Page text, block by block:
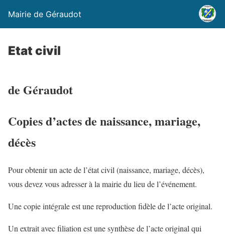
Mairie de Géraudot
Etat civil
de Géraudot
Copies d’actes de naissance, mariage,
décès
Pour obtenir un acte de l’état civil (naissance, mariage, décès),
vous devez vous adresser à la mairie du lieu de l’événement.
Une copie intégraleest une reproduction fidèle de l’acte original.
Un extrait avecfiliation est une synthèse de l’acte original qui